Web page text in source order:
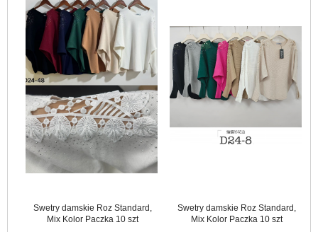
Swetry damskie Roz Standard,
Mix Kolor Paczka 10 szt
Swetry damskie Roz Standard,
Mix Kolor Paczka 10 szt